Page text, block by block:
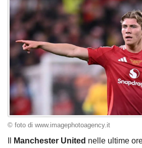
© foto di www.imagephotoagency.it
Manchester United nelle ultime